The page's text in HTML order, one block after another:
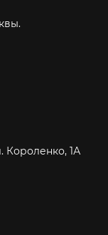
Короленко, 1А